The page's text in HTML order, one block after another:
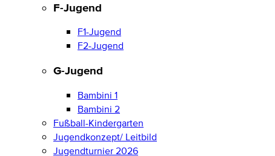
F-Jugend
F1-Jugend
F2-Jugend
G-Jugend
Bambini 1
Bambini 2
Fußball-Kindergarten
Jugendkonzept/ Leitbild
Jugendturnier 2026